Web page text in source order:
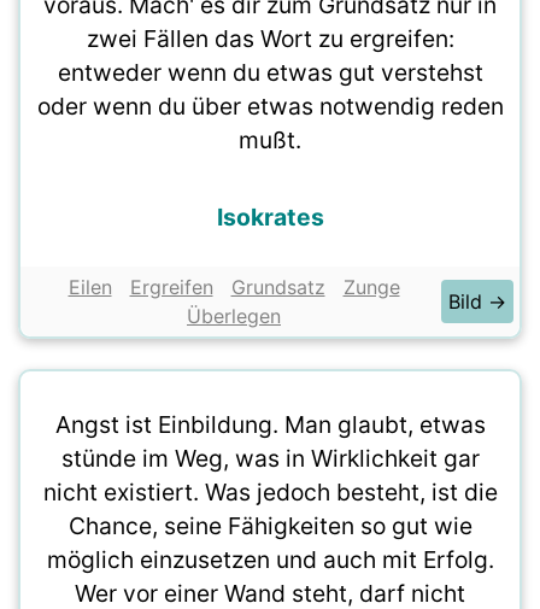
zwei Fällen das Wort zu ergreifen:
entweder wenn du etwas gut verstehst
oder wenn du über etwas notwendig reden
mußt.
Isokrates
Eilen Ergreifen Grundsatz
Zunge
Überlegen
Bild →
Angst ist Einbildung. Man glaubt, etwas
stünde im Weg, was in Wirklichkeit gar
nicht existiert. Was jedoch besteht, ist die
Chance, seine Fähigkeiten so gut wie
möglich einzusetzen und auch mit Erfolg.
Wer vor einer Wand steht, darf nicht